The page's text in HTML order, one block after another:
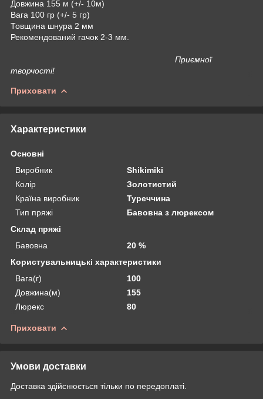
Довжина 155 м (+/- 10м)
Вага 100 гр (+/- 5 гр)
Товщина шнура 2 мм
Рекомендований гачок 2-3 мм.
Приємної
творчості!
Приховати
Характеристики
Основні
Виробник
Shikimiki
Колір
Золотистий
Країна виробник
Туреччина
Тип пряжі
Бавовна з люрексом
Склад пряжі
Бавовна
20 %
Користувальницькі характеристики
Вага(г)
100
Довжина(м)
155
Люрекс
80
Приховати
Умови доставки
Доставка здійснюється тільки по передоплаті.